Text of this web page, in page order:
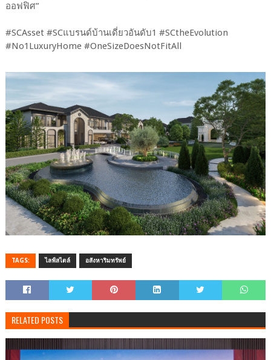
ออฟฟิศ”
#SCAsset #SCแบรนด์บ้านเดี่ยวอันดับ1 #SCtheEvolution
#No1LuxuryHome #OneSizeDoesNotFitAll
TAGS: ไลฟ์สไตล์ อสังหาริมทรัพย์
RELATED POSTS